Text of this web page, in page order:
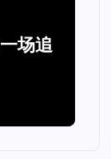
场追